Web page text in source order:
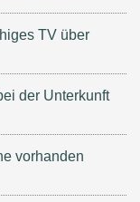
TV über
der Unterkunft
vorhanden